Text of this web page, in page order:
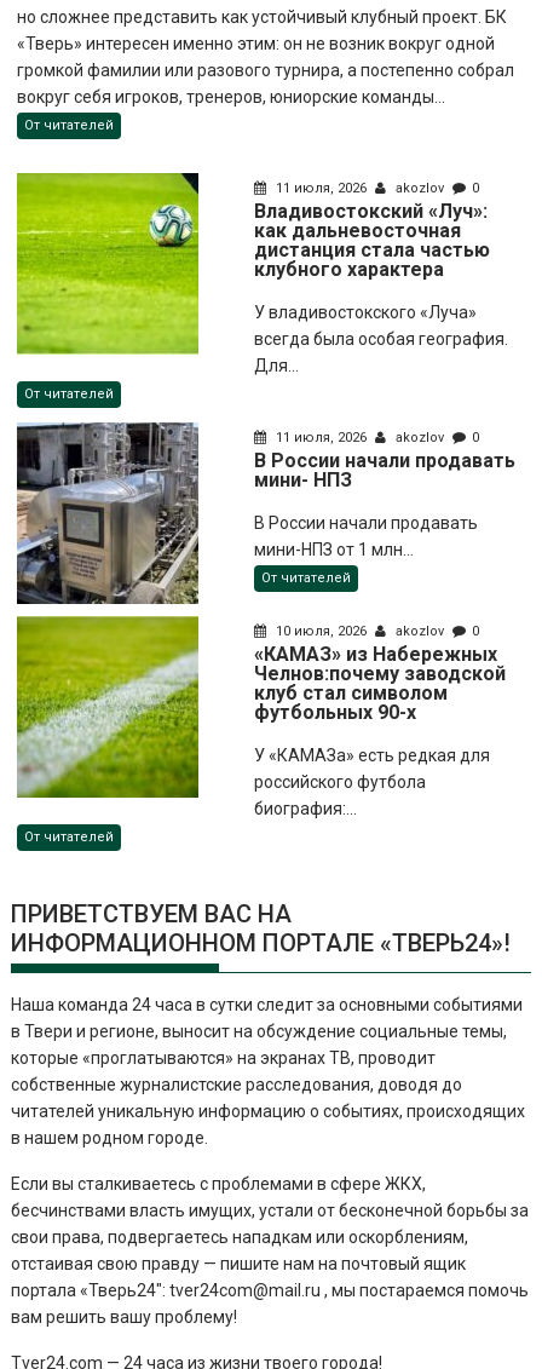
но сложнее представить как устойчивый клубный проект. БК
«Тверь» интересен именно этим: он не возник вокруг одной
громкой фамилии или разового турнира, а постепенно собрал
вокруг себя игроков, тренеров, юниорские команды...
От читателей
11 июля, 2026 akozlov 0
Владивостокский «Луч»:
как дальневосточная
дистанция стала частью
клубного характера
У владивостокского «Луча»
всегда была особая география.
Для...
От читателей
11 июля, 2026 akozlov 0
В России начали продавать
мини- НПЗ
В России начали продавать
мини-НПЗ от 1 млн...
От читателей
10 июля, 2026 akozlov 0
«КАМАЗ» из Набережных
Челнов:почему заводской
клуб стал символом
футбольных 90-х
У «КАМАЗа» есть редкая для
российского футбола
биография:...
От читателей
ПРИВЕТСТВУЕМ ВАС НА
ИНФОРМАЦИОННОМ ПОРТАЛЕ «ТВЕРЬ24»!
Наша команда 24 часа в сутки следит за основными событиями
в Твери и регионе, выносит на обсуждение социальные темы,
которые «проглатываются» на экранах ТВ, проводит
собственные журналистские расследования, доводя до
читателей уникальную информацию о событиях, происходящих
в нашем родном городе.
Если вы сталкиваетесь с проблемами в сфере ЖКХ,
бесчинствами власть имущих, устали от бесконечной борьбы за
свои права, подвергаетесь нападкам или оскорблениям,
отстаивая свою правду — пишите нам на почтовый ящик
портала «Тверь24″: tver24com@mail.ru , мы постараемся помочь
вам решить вашу проблему!
Tver24.com — 24 часа из жизни твоего города!